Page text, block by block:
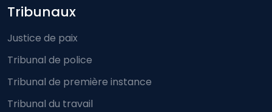
Footer-menu
Tribunaux
Justice de paix
Tribunal de police
Tribunal de première instance
Tribunal du travail